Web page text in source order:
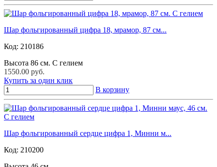
Шар фольгированный цифра 18, мрамор, 87 см...
Код: 210186
Высота 86 см. С гелием
1550.00 руб.
Купить за один клик
В корзину
Шар фольгированный сердце цифра 1, Минни м...
Код: 210200